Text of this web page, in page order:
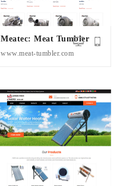
Meatec: Meat Tumbler
www.meat-tumbler.com